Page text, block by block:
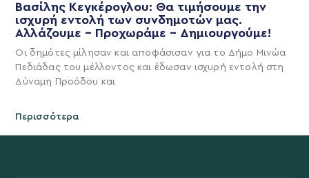
Βασίλης Κεγκέρογλου: Θα τιμήσουμε την
ισχυρή εντολή των συνδημοτών μας.
Αλλάζουμε – Προχωράμε – Δημιουργούμε!
Οι δημότες μίλησαν και αποφάσισαν για το Δήμο Μινώα
Πεδιάδας του μέλλοντος και έδωσαν ισχυρή εντολή στη
Δύναμη Προόδου και
Περισσότερα